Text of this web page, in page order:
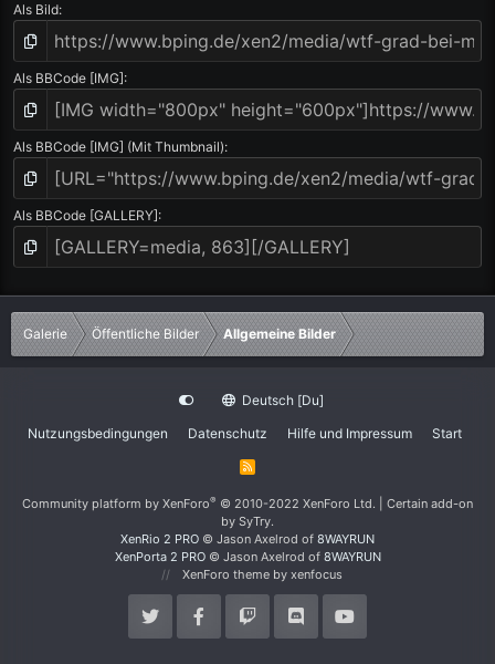
Als Bild
Als BBCode [IMG]
Als BBCode [IMG] (Mit Thumbnail)
Als BBCode [GALLERY]
Galerie Öffentliche Bilder Allgemeine Bilder
Deutsch [Du]
Nutzungsbedingungen
Datenschutz Hilfe und Impressum Start
R
Community platform by XenForo® © 2010-2022 XenForo Ltd.
Certain add-on
by SyTry.
XenRio 2 PRO © Jason Axelrod of 8WAYRUN
XenPorta 2 PRO© Jason Axelrod of 8WAYRUN
XenForo theme by xenfocus